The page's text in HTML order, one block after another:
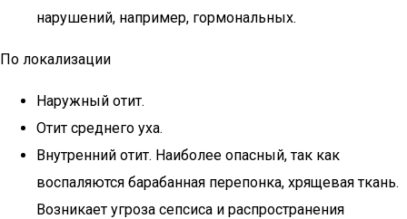
нарушений, например, гормональных.
По локализации
Наружный отит.
Отит среднего уха.
Внутренний отит. Наиболее опасный, так как
воспаляются барабанная перепонка, хрящевая ткань.
Возникает угроза сепсиса и распространения